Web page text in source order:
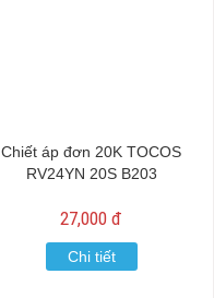
Chiết áp đơn 20K TOCOS
RV24YN 20S B203
27,000 đ
Chi tiết